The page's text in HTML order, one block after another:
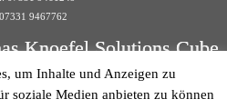
9467762
Knoefel Solutions Cube
E-Mail:
um Inhalte und Anzeigen zu
soziale Medien anbieten zu können